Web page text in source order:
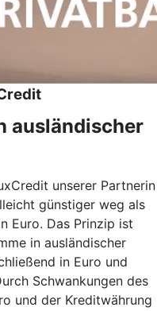
ausländischer
unserer Partnerin
günstiger weg als
Euro. Das Prinzip ist
in ausländischer
in Euro und
Schwankungen des
und der Kreditwährung